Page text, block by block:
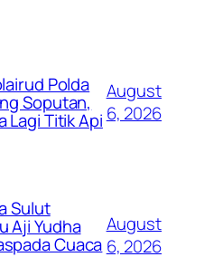
Polda
Soputan,
Lagi Titik Api
August
6, 2026
Sulut
Aji Yudha
Cuaca
August
6, 2026